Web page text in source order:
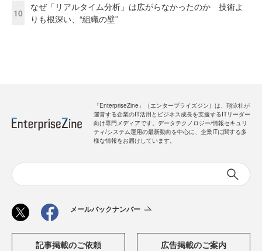
10
なぜ「リアルタイム分析」は広がらなかったのか 技術よ
りも根深い、“組織の壁”
「EnterpriseZine」（エンタープライズジン）は、翔泳社が
運営する企業のIT活用とビジネス成長を支援するITリーダー
向け専門メディアです。データテクノロジー/情報セキュリ
ティ/システム運用の最新動向を中心に、企業ITに関する多
様な情報をお届けしています。
メールバックナンバー
記事掲載のご依頼 広告掲載のご案内